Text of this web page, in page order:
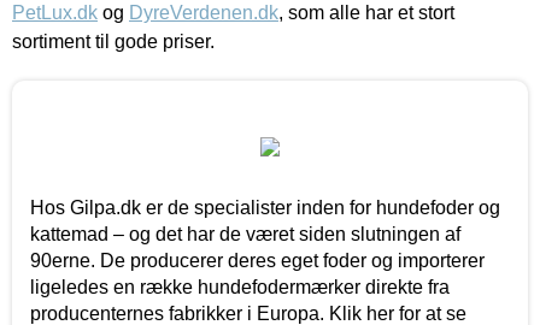
PetLux.dk og DyreVerdenen.dk, som alle har et stort
sortiment til gode priser.
Hos Gilpa.dk er de specialister inden for hundefoder og
kattemad – og det har de været siden slutningen af
90erne. De producerer deres eget foder og importerer
ligeledes en række hundefodermærker direkte fra
producenternes fabrikker i Europa. Klik her for at se